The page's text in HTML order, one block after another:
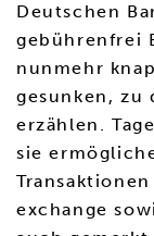
Deutschen
gebührenfrei
nunmehr
gesunken, zu
erzählen.
sie
exchange